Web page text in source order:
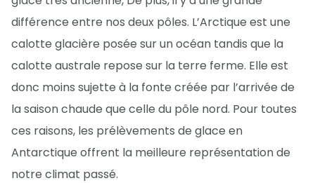
différence entre nos deux pôles. L’Arctique est une
calotte glacière posée sur un océan tandis que la
calotte australe repose sur la terre ferme. Elle est
donc moins sujette à la fonte créée par l’arrivée de
la saison chaude que celle du pôle nord. Pour toutes
ces raisons, les prélèvements de glace en
Antarctique offrent la meilleure représentation de
notre climat passé.